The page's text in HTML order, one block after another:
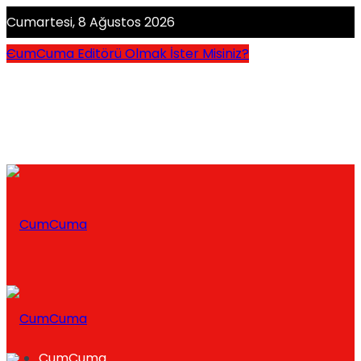
Cumartesi, 8 Ağustos 2026
CumCuma Editörü Olmak İster Misiniz?